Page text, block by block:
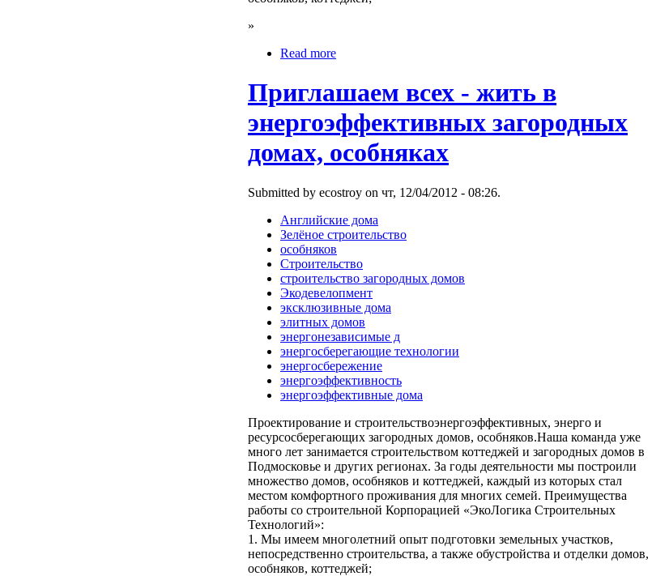
»
Read more
Приглашаем всех - жить в
энергоэффективных загородных
домах, особняках
Submitted by ecostroy on чт, 12/04/2012 - 08:26.
Английские дома
Зелёное строительство
особняков
Строительство
строительство загородных домов
Экодевелопмент
эксклюзивные дома
элитных домов
энергонезависимые д
энергосберегающие технологии
энергосбережение
энергоэффективность
энергоэффективные дома
Проектирование и строительствоэнергоэффективных, энерго и
ресурсосберегающих загородных домов, особняков.Наша команда уже
много лет занимается строительством коттеджей и загородных домов в
Подмосковье и других регионах. За годы деятельности мы построили
множество домов, особняков и коттеджей, каждый из которых стал
местом комфортного проживания для многих семей. Преимущества
работы со строительной Корпорацией «ЭкоЛогика Строительных
Технологий»:
1. Мы имеем многолетний опыт подготовки земельных участков,
непосредственно строительства, а также обустройства и отделки домов,
особняков, коттеджей;